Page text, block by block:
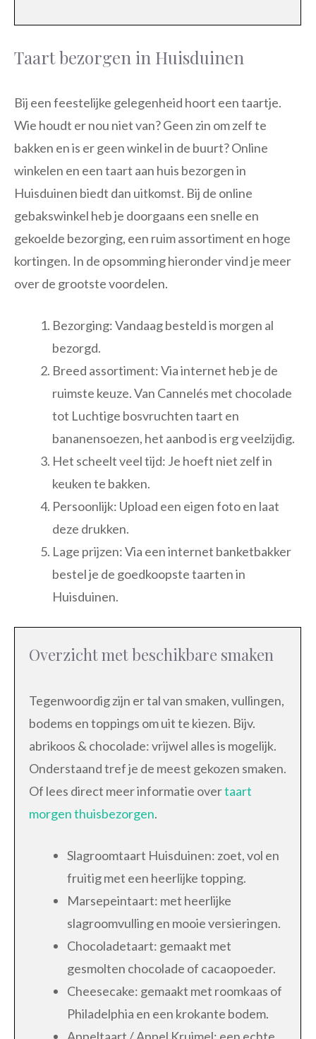
Taart bezorgen in Huisduinen
Bij een feestelijke gelegenheid hoort een taartje.
Wie houdt er nou niet van? Geen zin om zelf te
bakken en is er geen winkel in de buurt? Online
winkelen en een taart aan huis bezorgen in
Huisduinen biedt dan uitkomst. Bij de online
gebakswinkel heb je doorgaans een snelle en
gekoelde bezorging, een ruim assortiment en hoge
kortingen. In de opsomming hieronder vind je meer
over de grootste voordelen.
Bezorging: Vandaag besteld is morgen al
bezorgd.
Breed assortiment: Via internet heb je de
ruimste keuze. Van Cannelés met chocolade
tot Luchtige bosvruchten taart en
bananensoezen, het aanbod is erg veelzijdig.
Het scheelt veel tijd: Je hoeft niet zelf in
keuken te bakken.
Persoonlijk: Upload een eigen foto en laat
deze drukken.
Lage prijzen: Via een internet banketbakker
bestel je de goedkoopste taarten in
Huisduinen.
Overzicht met beschikbare smaken
Tegenwoordig zijn er tal van smaken, vullingen,
bodems en toppings om uit te kiezen. Bijv.
abrikoos & chocolade: vrijwel alles is mogelijk.
Onderstaand tref je de meest gekozen smaken.
Of lees direct meer informatie overtaart
morgen thuisbezorgen.
Slagroomtaart Huisduinen: zoet, vol en
fruitig met een heerlijke topping.
Marsepeintaart: met heerlijke
slagroomvulling en mooie versieringen.
Chocoladetaart: gemaakt met
gesmolten chocolade of cacaopoeder.
Cheesecake: gemaakt met roomkaas of
Philadelphia en een krokante bodem.